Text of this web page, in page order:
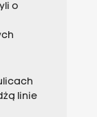
o
linie